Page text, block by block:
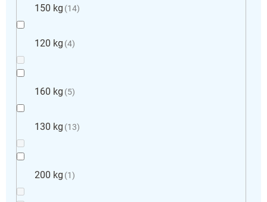
150 kg 14
120 kg 4
160 kg 5
130 kg 13
200 kg 1